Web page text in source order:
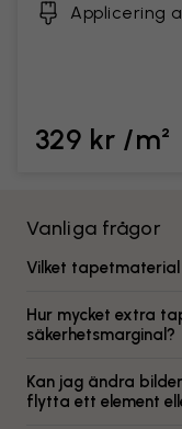
Applicering
329 kr /m²
Vanliga frågor
Vilket
Hur mycket extra
säkerhetsmarginal?
Kan jag ändra
flytta ett element